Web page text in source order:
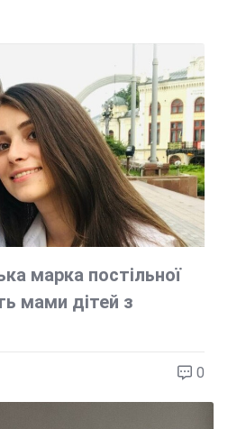
марка постільної
мами дітей з
0